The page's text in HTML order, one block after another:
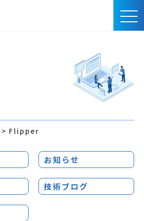
> Flipper
お知らせ
技術ブログ